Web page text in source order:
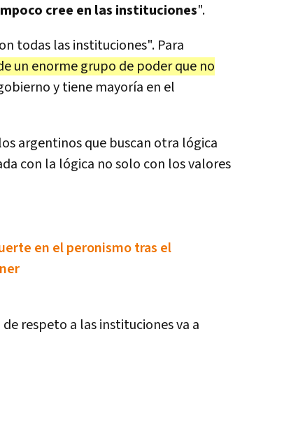
cree en las instituciones".
todas las instituciones". Para
un enorme grupo de poder que no
y tiene mayoría en el
argentinos que buscan otra lógica
con la lógica no solo con los valores
en el peronismo tras el
respeto a las instituciones va a